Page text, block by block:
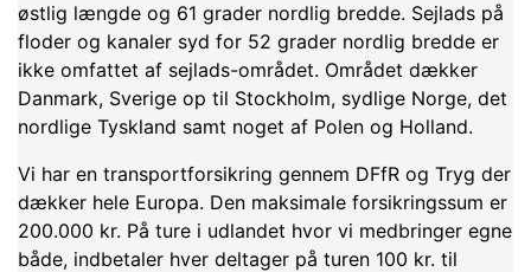
østlig længde og 61 grader nordlig bredde. Sejlads på
floder og kanaler syd for 52 grader nordlig bredde er
ikke omfattet af sejlads-området. Området dækker
Danmark, Sverige op til Stockholm, sydlige Norge, det
nordlige Tyskland samt noget af Polen og Holland.
Vi har en transportforsikring gennem DFfR og Tryg der
dækker hele Europa. Den maksimale forsikringssum er
200.000 kr. På ture i udlandet hvor vi medbringer egne
både, indbetaler hver deltager på turen 100 kr. til